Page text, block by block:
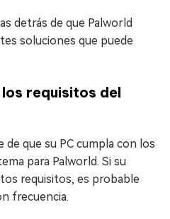
detrás de que Palworld
soluciones que puede
requisitos del
de que su PC cumpla con los
para Palworld. Si su
requisitos, es probable
frecuencia.